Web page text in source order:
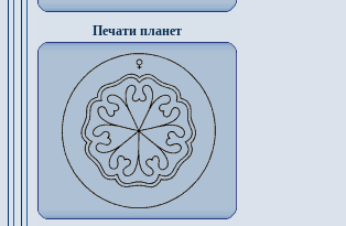
Печати планет